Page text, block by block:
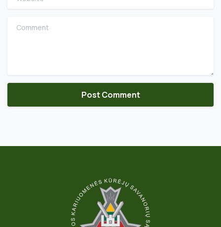
Comment